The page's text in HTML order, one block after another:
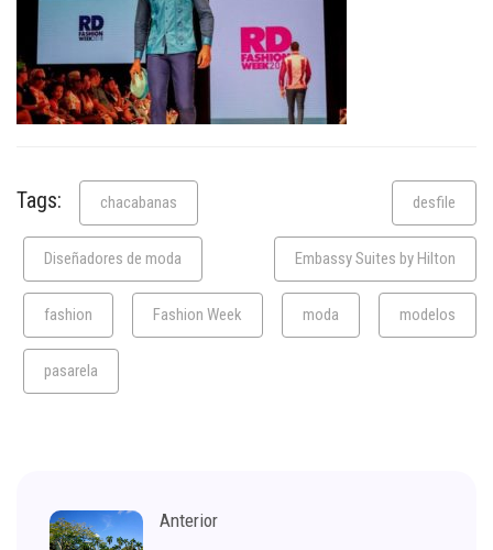
Tags: chacabanas desfile
Diseñadores de moda Embassy Suites by Hilton
fashion Fashion Week moda modelos
pasarela
Anterior